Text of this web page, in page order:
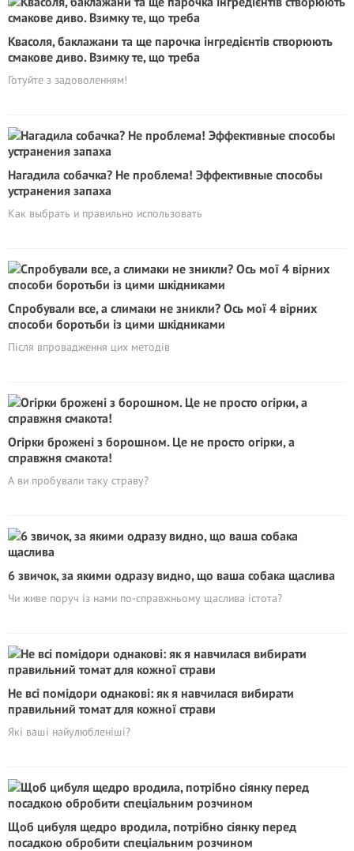
Квасоля, баклажани та ще парочка інгредієнтів створюють
смакове диво. Взимку те, що треба
Готуйте з задоволенням!
Нагадила собачка? Не проблема! Эффективные способы
устранения запаха
Как выбрать и правильно использовать
Спробували все, а слимаки не зникли? Ось мої 4 вірних
способи боротьби із цими шкідниками
Після впровадження цих методів
Огірки брожені з борошном. Це не просто огірки, а
справжня смакота!
А ви пробували таку страву?
6 звичок, за якими одразу видно, що ваша собака щаслива
Чи живе поруч із нами по-справжньому щаслива істота?
Не всі помідори однакові: як я навчилася вибирати
правильний томат для кожної страви
Які ваші найулюбленіші?
Щоб цибуля щедро вродила, потрібно сіянку перед
посадкою обробити спеціальним розчином